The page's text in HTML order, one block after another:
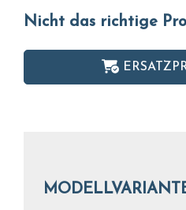
Nicht das richtige